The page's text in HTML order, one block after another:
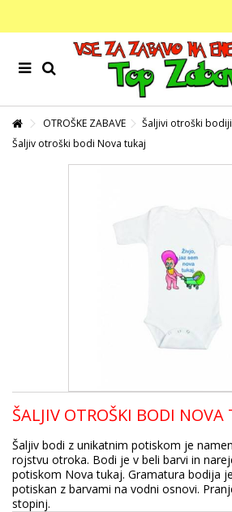
OTROŠKE ZABAVE Šaljivi otroški bodiji
Šaljiv otroški bodi Nova tukaj
ŠALJIV OTROŠKI BODI NOVA
Šaljiv bodi z unikatnim potiskom je
rojstvu otroka. Bodi je v beli barvi in
potiskom Nova tukaj. Gramatura bodija
potiskan z barvami na vodni osnovi.
stopinj.